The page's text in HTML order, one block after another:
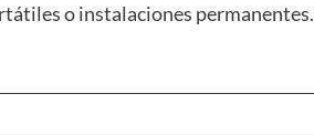
o instalaciones permanentes.